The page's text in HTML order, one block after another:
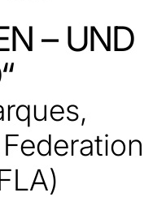
– UND